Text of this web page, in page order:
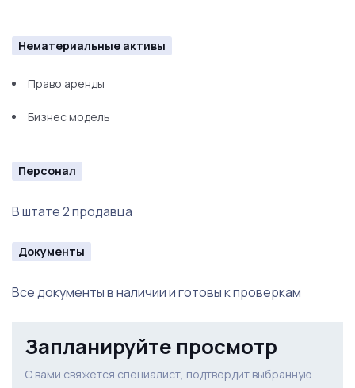
Нематериальные активы
Право аренды
Бизнес модель
Персонал
В штате 2 продавца
Документы
Все документы в наличии и готовы к проверкам
Запланируйте просмотр
С вами свяжется специалист, подтвердит выбранную